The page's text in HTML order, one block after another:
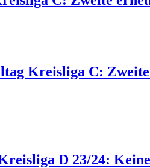
Kreisliga C:
D 23/24: